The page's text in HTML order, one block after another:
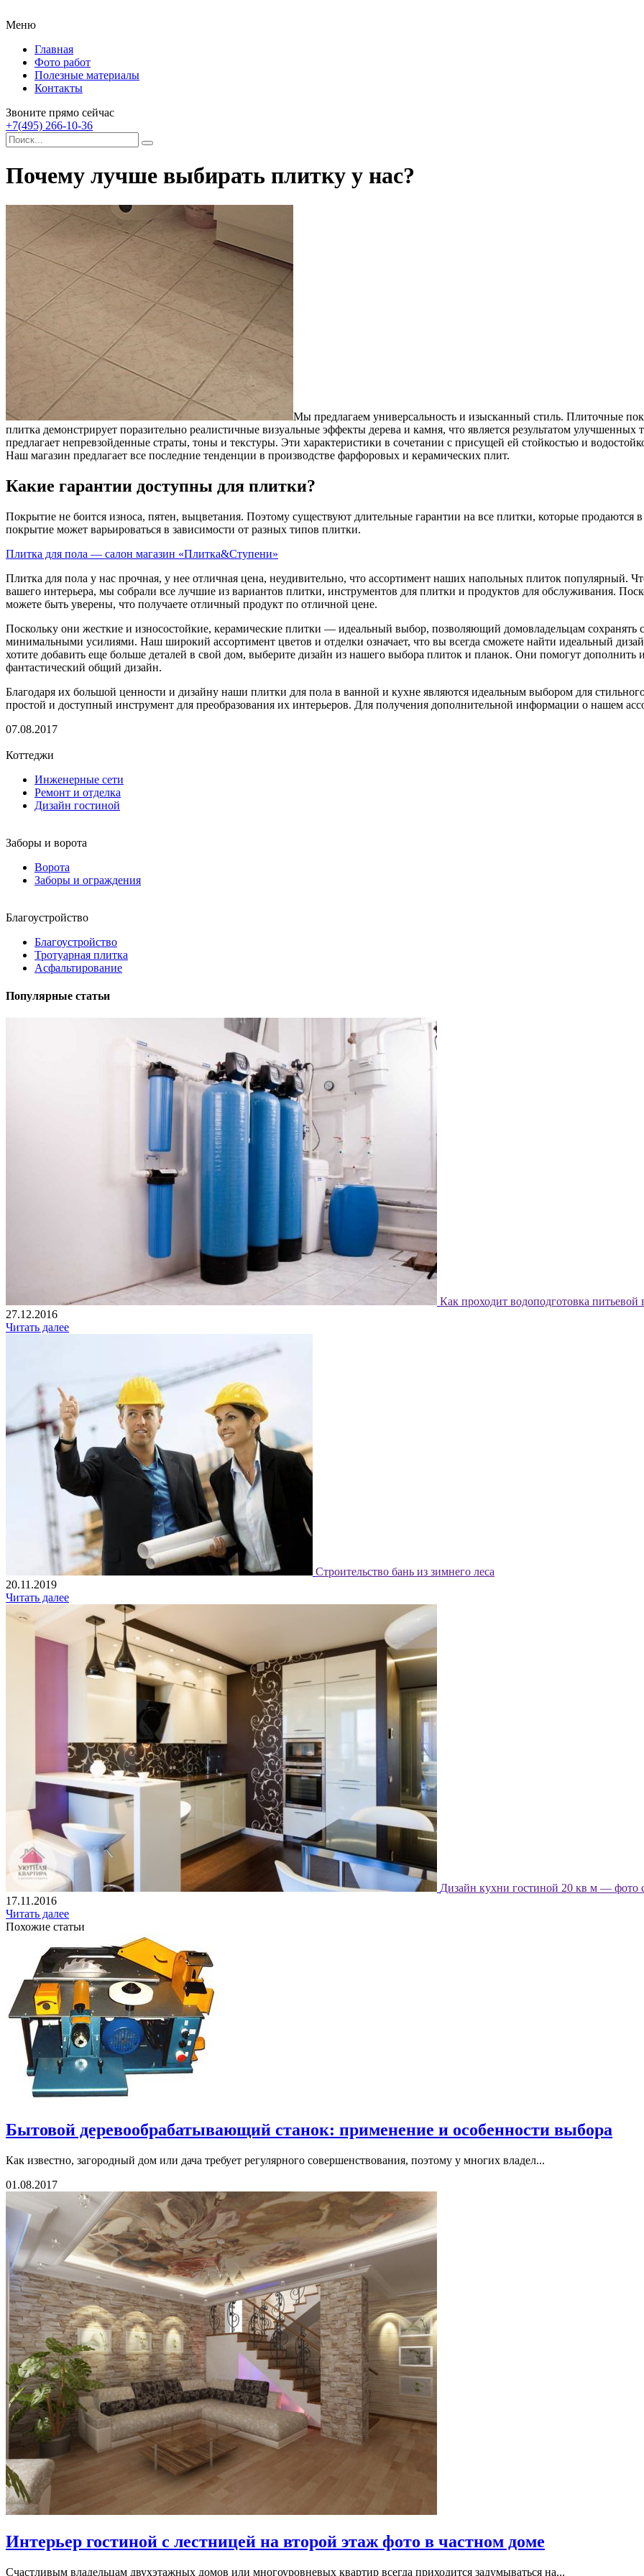
Меню
Главная
Фото работ
Полезные материалы
Контакты
Звоните прямо сейчас
+7(495) 266-10-36
Почему лучше выбирать плитку у нас?
Мы предлагаем универсальность и изысканный стиль. Плиточные
плитка демонстрирует поразительно реалистичные визуальные эффекты дерева и камня, что является результатом
предлагает непревзойденные страты, тоны и текстуры. Эти характеристики в сочетании с присущей ей стойкостью и
Наш магазин предлагает все последние тенденции в производстве фарфоровых и керамических плит.
Какие гарантии доступны для плитки?
Покрытие не боится износа, пятен, выцветания. Поэтому существуют длительные гарантии на все плитки, которые продаются
покрытие может варьироваться в зависимости от разных типов плитки.
Плитка для пола — салон магазин «Плитка&Ступени»
Плитка для пола у нас прочная, у нее отличная цена, неудивительно, что ассортимент наших напольных плиток популярный.
вашего интерьера, мы собрали все лучшие из вариантов плитки, инструментов для плитки и продуктов для обслуживания.
можете быть уверены, что получаете отличный продукт по отличной цене.
Поскольку они жесткие и износостойкие, керамические плитки — идеальный выбор, позволяющий домовладельцам
минимальными усилиями. Наш широкий ассортимент цветов и отделки означает, что вы всегда сможете найти идеальный
хотите добавить еще больше деталей в свой дом, выберите дизайн из нашего выбора плиток и планок. Они помогут
фантастический общий дизайн.
Благодаря их большой ценности и дизайну наши плитки для пола в ванной и кухне являются идеальным выбором для стильного
простой и доступный инструмент для преобразования их интерьеров. Для получения дополнительной информации о нашем
07.08.2017
Коттеджи
Инженерные сети
Ремонт и отделка
Дизайн гостиной
Заборы и ворота
Ворота
Заборы и ограждения
Благоустройство
Благоустройство
Тротуарная плитка
Асфальтирование
Популярные статьи
Как проходит водоподготовка питьевой
27.12.2016
Читать далее
Строительство бань из зимнего леса
20.11.2019
Читать далее
Дизайн кухни гостиной 20 кв м — фото
17.11.2016
Читать далее
Похожие статьи
Бытовой деревообрабатывающий станок: применение и особенности выбора
Как известно, загородный дом или дача требует регулярного совершенствования, поэтому у многих владел...
01.08.2017
Интерьер гостиной с лестницей на второй этаж фото в частном доме
Счастливым владельцам двухэтажных домов или многоуровневых квартир всегда приходится задумываться на...